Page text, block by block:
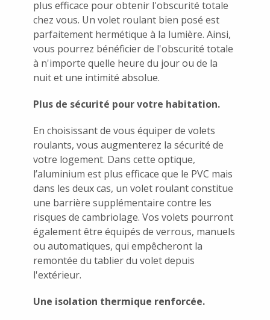
plus efficace pour obtenir l'obscurité totale
chez vous. Un volet roulant bien posé est
parfaitement hermétique à la lumière. Ainsi,
vous pourrez bénéficier de l'obscurité totale
à n'importe quelle heure du jour ou de la
nuit et une intimité absolue.
Plus de sécurité pour votre habitation.
En choisissant de vous équiper de volets
roulants, vous augmenterez la sécurité de
votre logement. Dans cette optique,
l’aluminium est plus efficace que le PVC mais
dans les deux cas, un volet roulant constitue
une barrière supplémentaire contre les
risques de cambriolage. Vos volets pourront
également être équipés de verrous, manuels
ou automatiques, qui empêcheront la
remontée du tablier du volet depuis
l'extérieur.
Une isolation thermique renforcée.